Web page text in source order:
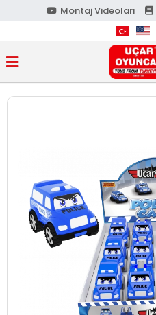
Montaj Videoları